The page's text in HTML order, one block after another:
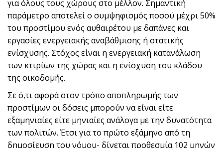
για όλους τους χώρους στο μέλλον. Σημαντική
παράμετρο αποτελεί ο συμψηφισμός ποσού μέχρι 50%
του προστίμου ενός αυθαιρέτου με δαπάνες και
εργασίες ενεργειακής αναβάθμισης ή στατικής
ενίσχυσης. Στόχος είναι η ενεργειακή κατανάλωση
των κτιρίων της χώρας και η ενίσχυση του κλάδου
της οικοδομής.
Σε ό,τι αφορά στον τρόπο αποπληρωμής των
προστίμων οι δόσεις μπορούν να είναι είτε
εξαμηνιαίες είτε μηνιαίες ανάλογα με την δυνατότητα
των πολιτών. Έτσι για το πρώτο εξάμηνο από τη
δημοσίευση του νόμου- δίνεται προθεσμία 102 μηνών